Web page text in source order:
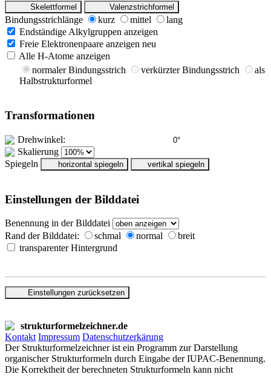
Skelettformel Valenzstrichformel
Bindungsstrichlänge kurz mittel
lang
Endständige Alkylgruppen anzeigen
Freie Elektronenpaare anzeigen neu
Alle H-Atome anzeigen
normaler Bindungsstrich
verkürzter Bindungsstrich
als
Halbstrukturformel
Transformationen
Drehwinkel:
Skalierung
Spiegeln
horizontal spiegeln vertikal spiegeln
Einstellungen der Bilddatei
Benennung in der Bilddatei
Rand der Bilddatei:
schmal normal
breit
transparenter Hintergrund
Einstellungen zurücksetzen
strukturformelzeichner.de
Kontakt Impressum Datenschutzerkärung
Der Strukturformelzeichner ist ein Programm zur Darstellung
organischer Strukturformeln durch Eingabe der IUPAC-Benennung.
Die Korrektheit der berechneten Strukturformeln kann nicht